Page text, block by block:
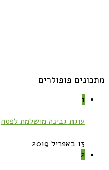
מתכונים פופולרים
1
עוגת גבינה מושלמת לפסח
13 באפריל 2019
2